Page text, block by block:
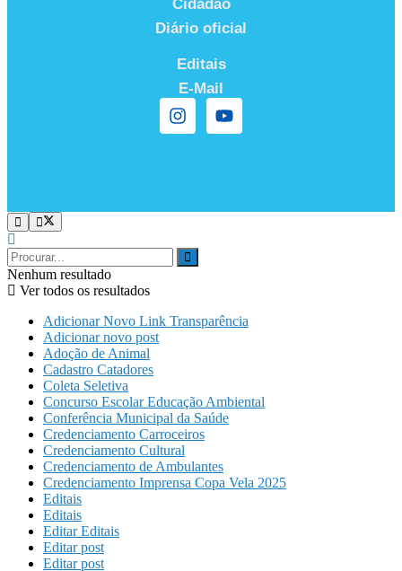
Cidadão
Diário oficial
Editais
E-Mail
Nenhum resultado
Ver todos os resultados
Adicionar Novo Link Transparência
Adicionar novo post
Adoção de Animal
Cadastro Catadores
Coleta Seletiva
Concurso Escolar Educação Ambiental
Conferência Municipal da Saúde
Credenciamento Carroceiros
Credenciamento Cultural
Credenciamento de Ambulantes
Credenciamento Imprensa Copa Vela 2025
Editais
Editais
Editar Editais
Editar post
Editar post